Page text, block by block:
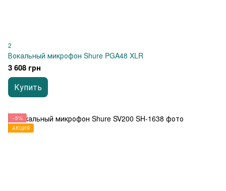
2
Вокальный микрофон Shure PGA48 XLR
3 608 грн
Купить
−5%
АКЦИЯ